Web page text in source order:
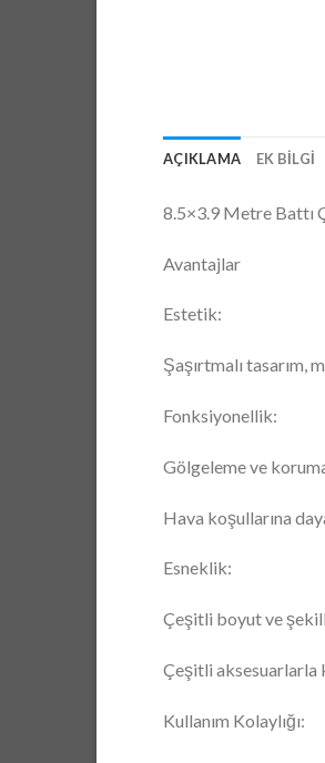
AÇIKLAMA EK BILGI
8.5×3.9 Metre Battı
Avantajlar
Estetik:
Şaşırtmalı tasarım,
Fonksiyonellik:
Gölgeleme ve
Hava koşullarına
Esneklik:
Çeşitli boyut ve
Çeşitli
Kullanım Kolaylığı: